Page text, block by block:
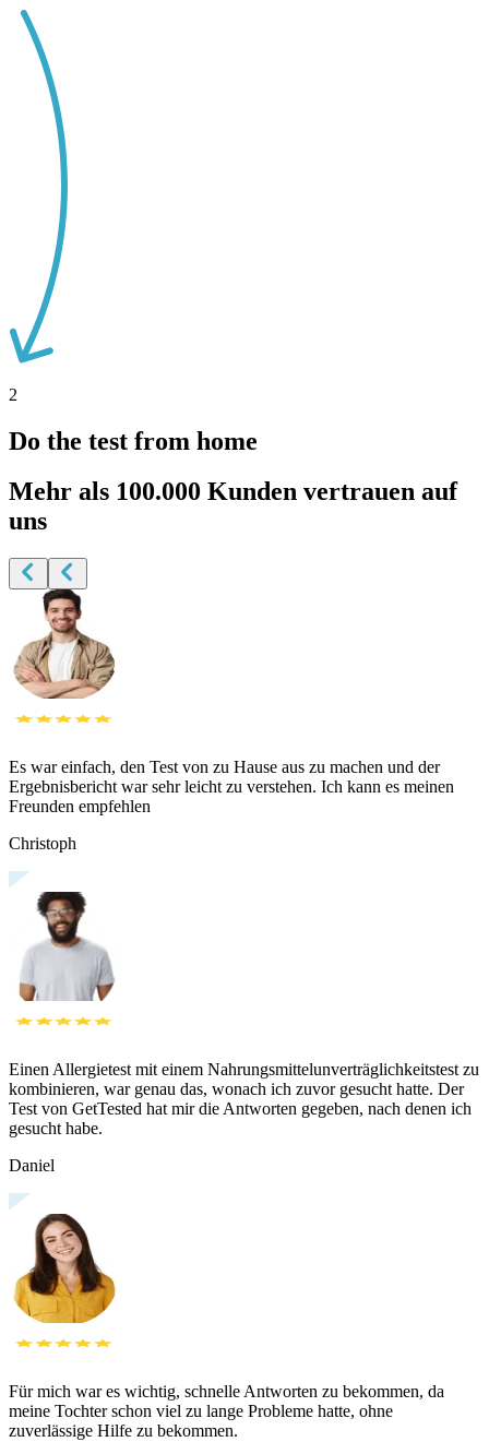
2
Do the test from home
Mehr als 100.000 Kunden vertrauen auf
uns
Es war einfach, den Test von zu Hause aus zu machen und der
Ergebnisbericht war sehr leicht zu verstehen. Ich kann es meinen
Freunden empfehlen
Christoph
Einen Allergietest mit einem Nahrungsmittelunverträglichkeitstest zu
kombinieren, war genau das, wonach ich zuvor gesucht hatte. Der
Test von GetTested hat mir die Antworten gegeben, nach denen ich
gesucht habe.
Daniel
Für mich war es wichtig, schnelle Antworten zu bekommen, da
meine Tochter schon viel zu lange Probleme hatte, ohne
zuverlässige Hilfe zu bekommen.